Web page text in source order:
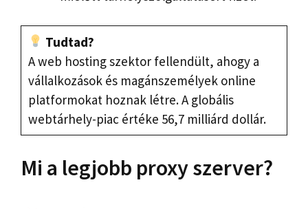
Tudtad?
A web hosting szektor fellendült, ahogy a
vállalkozások és magánszemélyek online
platformokat hoznak létre. A globális
webtárhely-piac értéke 56,7 milliárd dollár.
Mi a legjobb proxy szerver?